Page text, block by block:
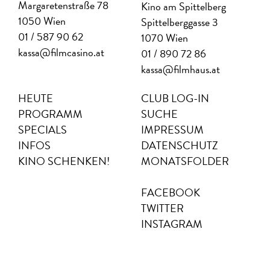
Margaretenstraße 78
1050 Wien
01 / 587 90 62
kassa@filmcasino.at
Kino am Spittelberg
Spittelberggasse 3
1070 Wien
01 / 890 72 86
kassa@filmhaus.at
HEUTE
PROGRAMM
SPECIALS
INFOS
KINO SCHENKEN!
CLUB LOG-IN
SUCHE
IMPRESSUM
DATENSCHUTZ
MONATSFOLDER
FACEBOOK
TWITTER
INSTAGRAM